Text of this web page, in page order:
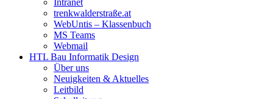
Intranet
trenkwalderstraße.at
WebUntis – Klassenbuch
MS Teams
Webmail
HTL Bau Informatik Design
Über uns
Neuigkeiten & Aktuelles
Leitbild